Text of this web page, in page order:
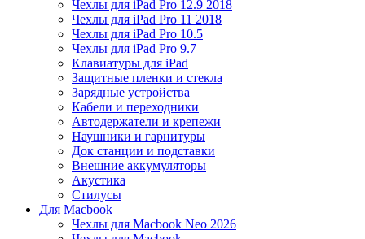
Чехлы для iPad Pro 12.9 2018
Чехлы для iPad Pro 11 2018
Чехлы для iPad Pro 10.5
Чехлы для iPad Pro 9.7
Клавиатуры для iPad
Защитные пленки и стекла
Зарядные устройства
Кабели и переходники
Автодержатели и крепежи
Наушники и гарнитуры
Док станции и подставки
Внешние аккумуляторы
Акустика
Стилусы
Для Macbook
Чехлы для Macbook Neo 2026